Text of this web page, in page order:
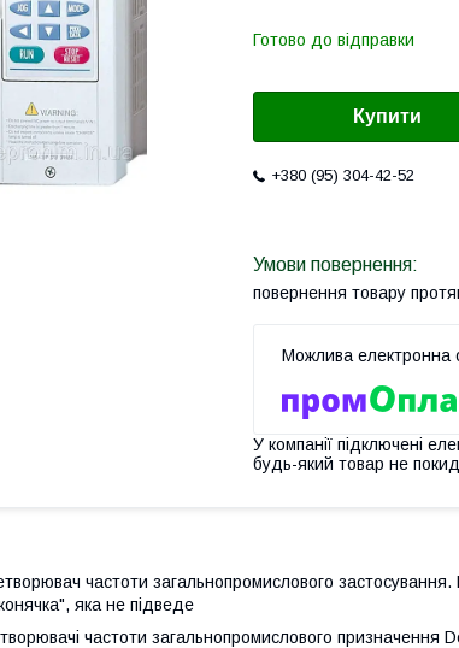
Готово до відправки
Купити
+380 (95) 304-42-52
повернення товару
У компанії підключені
будь-який товар не
частоти загальнопромислового
яка не підведе
частоти загальнопромислового призначення